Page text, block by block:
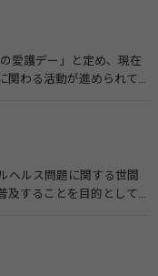
愛護デー」と定め、現在
関わる活動が進められて
ヘルス問題に関する世間
及することを目的として、
労働省）